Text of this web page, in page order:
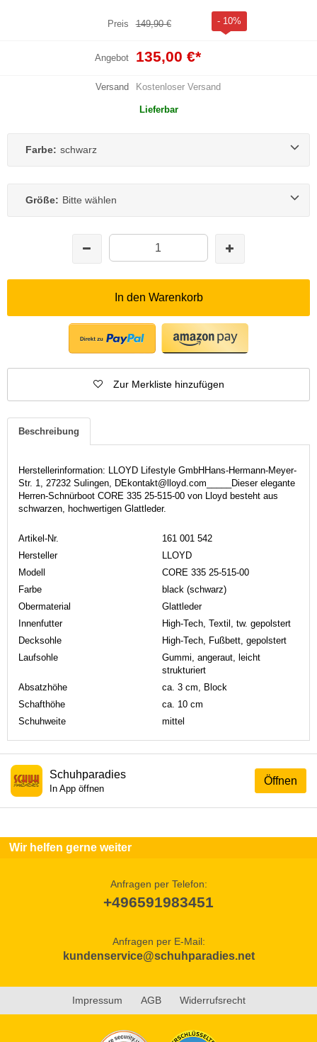
Preis 149,90 € - 10%
Angebot 135,00 €*
Versand Kostenloser Versand
Lieferbar
Farbe: schwarz
Größe: Bitte wählen
In den Warenkorb
Zur Merkliste hinzufügen
Beschreibung
Herstellerinformation: LLOYD Lifestyle GmbHHans-Hermann-Meyer-
Str. 1, 27232 Sulingen, DEkontakt@lloyd.com_____Dieser elegante
Herren-Schnürboot CORE 335 25-515-00 von Lloyd besteht aus
schwarzen, hochwertigen Glattleder.
Artikel-Nr.
161 001 542
Hersteller
LLOYD
Modell
CORE 335 25-515-00
Farbe
black (schwarz)
Obermaterial
Glattleder
Innenfutter
High-Tech, Textil, tw. gepolstert
Decksohle
High-Tech, Fußbett, gepolstert
Laufsohle
Gummi, angeraut, leicht
strukturiert
Absatzhöhe
ca. 3 cm, Block
Schafthöhe
ca. 10 cm
Schuhweite
mittel
Öffnen
Schuhparadies
In App öffnen
Wir helfen gerne weiter
Anfragen per Telefon:
+496591983451
Anfragen per E-Mail:
kundenservice@schuhparadies.net
Impressum AGB Widerrufsrecht